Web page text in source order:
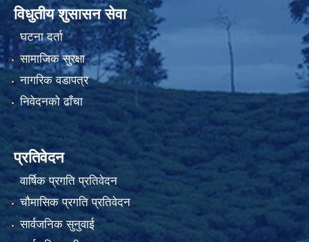
विधुतीय शुसासन सेवा
घटना दर्ता
सामाजिक सुरक्षा
नागरिक वडापत्र
निवेदनको ढाँचा
प्रतिवेदन
वार्षिक प्रगति प्रतिवेदन
चौमासिक प्रगति प्रतिवेदन
सार्वजनिक सुनुवाई